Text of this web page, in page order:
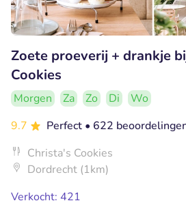
Zoete proeverij + drankje
Cookies
Morgen Za Zo Di
Wo
9.7
Perfect • 622
Christa's Cookies
Dordrecht (1km)
Verkocht: 421